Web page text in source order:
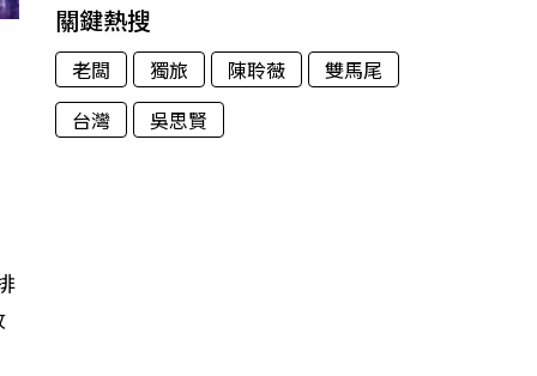
關鍵熱搜
老闆 獨旅 陳聆薇
雙馬尾
台灣
吳思賢